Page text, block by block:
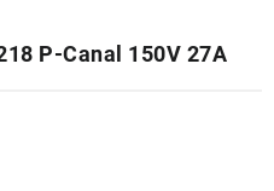
P-Canal 150V 27A